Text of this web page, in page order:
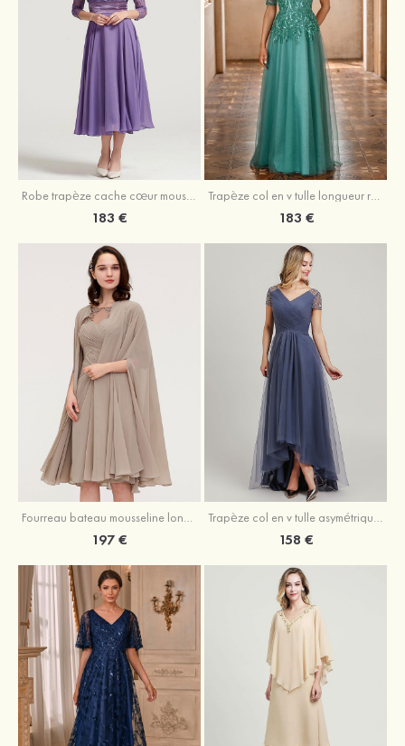
Robe trapèze cache cœur mousseline longueur mollet robe de mère de la mariée avec plissé veste
183 €
Trapèze col en v tulle longueur ras du sol robe de mère de la mariée avec perles paillettes
183 €
Fourreau bateau mousseline longueur genou robe de mère de la mariée avec appliqué plissé veste
197 €
Trapèze col en v tulle asymétrique robe de mère de la mariée
158 €